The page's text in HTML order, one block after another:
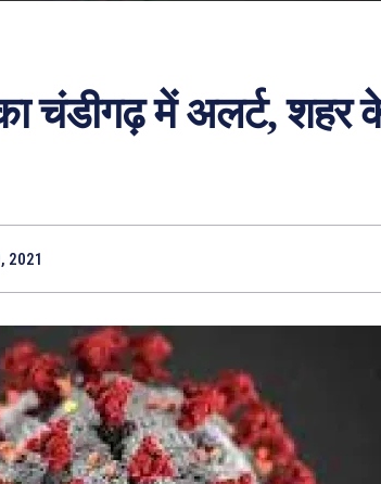
चंडीगढ़ में अलर्ट, शहर
2021